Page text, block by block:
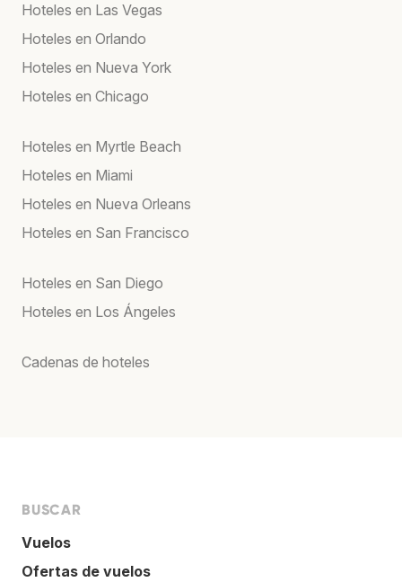
Hoteles en Las Vegas
Hoteles en Orlando
Hoteles en Nueva York
Hoteles en Chicago
Hoteles en Myrtle Beach
Hoteles en Miami
Hoteles en Nueva Orleans
Hoteles en San Francisco
Hoteles en San Diego
Hoteles en Los Ángeles
Cadenas de hoteles
BUSCAR
Vuelos
Ofertas de vuelos